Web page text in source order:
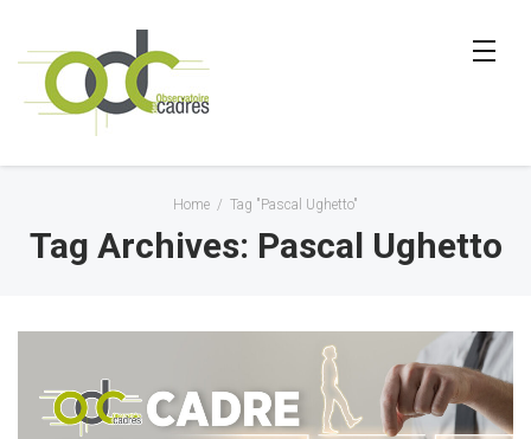
Home / Tag "Pascal Ughetto"
Tag Archives: Pascal Ughetto